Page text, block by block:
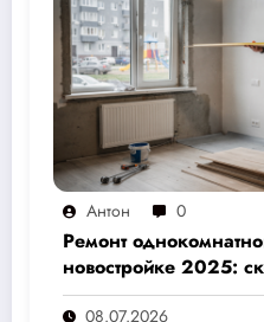
Антон 0
Ремонт
новостройке 2025:
стоит и как не
08.07.2026